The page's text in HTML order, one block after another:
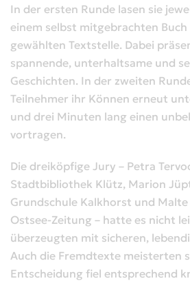
In der ersten Runde lasen sie
einem selbst mitgebrachten
gewählten Textstelle. Dabei
spannende, unterhaltsame und
Geschichten. In der zweiten
Teilnehmer ihr Können erneut
und drei Minuten lang einen
vortragen.
Die dreiköpfige Jury – Petra
Stadtbibliothek Klütz, Marion
Grundschule Kalkhorst und Malte
Ostsee-Zeitung – hatte es nicht
überzeugten mit sicheren,
Auch die Fremdtexte meisterten
Entscheidung fiel entsprechend